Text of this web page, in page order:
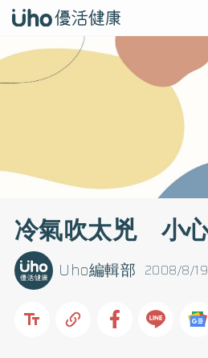
冷氣吹太兇 小
2008/8/19
Uho編輯部